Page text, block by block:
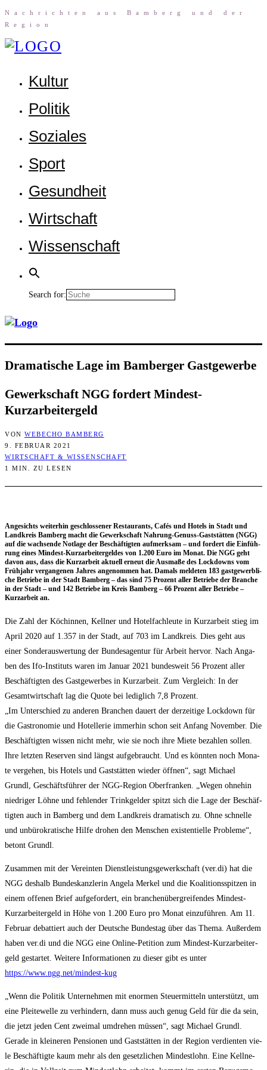
Nach­rich­ten aus Bam­berg und der
Region
Kul­tur
Poli­tik
Sozia­les
Sport
Gesund­heit
Wirt­schaft
Wis­sen­schaft
Search for:
Dra­ma­ti­sche Lage im Bam­ber­ger Gastgewerbe
Gewerk­schaft NGG for­dert Mindest-
Kurzarbeitergeld
VON WEBECHO BAMBERG
9. FEBRUAR 2021
WIRTSCHAFT & WISSENSCHAFT
1 MIN. ZU LESEN
Ange­sichts wei­ter­hin geschlos­se­ner Restau­rants, Cafés und Hotels in Stadt und
Land­kreis Bam­berg macht die Gewerk­schaft Nah­rung-Genuss-Gast­stät­ten (NGG)
auf die wach­sen­de Not­la­ge der Beschäf­tig­ten auf­merk­sam – und for­dert die Ein­füh­
rung eines Min­dest-Kurz­ar­bei­ter­gel­des von 1.200 Euro im Monat. Die NGG geht
davon aus, dass die Kurz­ar­beit aktu­ell erneut die Aus­ma­ße des Lock­downs vom
Früh­jahr ver­gan­ge­nen Jah­res ange­nom­men hat. Damals mel­de­ten 183 gast­ge­werb­li­
che Betrie­be in der Stadt Bam­berg – das sind 75 Pro­zent aller Betrie­be der Bran­che
in der Stadt – und 142 Betrie­be im Kreis Bam­berg – 66 Pro­zent aller Betrie­be –
Kurz­ar­beit an.
Die Zahl der Köchin­nen, Kell­ner und Hotel­fach­leu­te in Kurz­ar­beit stieg im
April 2020 auf 1.357 in der Stadt, auf 703 im Land­kreis. Dies geht aus
einer Son­der­aus­wer­tung der Bun­des­agen­tur für Arbeit her­vor. Nach Anga­
ben des Ifo-Insti­tuts waren im Janu­ar 2021 bun­des­weit 56 Pro­zent aller
Beschäf­tig­ten des Gast­ge­wer­bes in Kurz­ar­beit. Zum Ver­gleich: In der
Gesamt­wirt­schaft lag die Quo­te bei ledig­lich 7,8 Pro­zent.
„Im Unter­schied zu ande­ren Bran­chen dau­ert der der­zei­ti­ge Lock­down für
die Gas­tro­no­mie und Hotel­le­rie immer­hin schon seit Anfang Novem­ber. Die
Beschäf­tig­ten wis­sen nicht mehr, wie sie noch ihre Mie­te bezah­len sol­len.
Ihre letz­ten Reser­ven sind längst auf­ge­braucht. Und es könn­ten noch Mona­
te ver­ge­hen, bis Hotels und Gast­stät­ten wie­der öff­nen“, sagt Micha­el
Grundl, Geschäfts­füh­rer der NGG-Regi­on Ober­fran­ken. „Wegen ohne­hin
nied­ri­ger Löh­ne und feh­len­der Trink­gel­der spitzt sich die Lage der Beschäf­
tig­ten auch in Bam­berg und dem Land­kreis dra­ma­tisch zu. Ohne schnel­le
und unbü­ro­kra­ti­sche Hil­fe dro­hen den Men­schen exis­ten­ti­el­le Pro­ble­me“,
betont Grundl.
Zusam­men mit der Ver­ein­ten Dienst­leis­tungs­ge­werk­schaft (ver.di) hat die
NGG des­halb Bun­des­kanz­le­rin Ange­la Mer­kel und die Koali­ti­ons­spit­zen in
einem offe­nen Brief auf­ge­for­dert, ein bran­chen­über­grei­fen­des Min­dest-
Kurz­ar­bei­ter­geld in Höhe von 1.200 Euro pro Monat ein­zu­füh­ren. Am 11.
Febru­ar debat­tiert auch der Deut­sche Bun­des­tag über das The­ma. Außer­dem
haben ver.di und die NGG eine Online-Peti­ti­on zum Min­dest-Kurz­ar­bei­ter­
geld gestar­tet. Wei­te­re Infor­ma­tio­nen zu die­ser gibt es unter
https://www.ngg.net/mindest-kug
„Wenn die Poli­tik Unter­neh­men mit enor­men Steu­er­mit­teln unter­stützt, um
eine Plei­te­wel­le zu ver­hin­dern, dann muss auch genug Geld für die da sein,
die jetzt jeden Cent zwei­mal umdre­hen müs­sen“, sagt Micha­el Grundl.
Gera­de in klei­ne­ren Pen­sio­nen und Gast­stät­ten in der Regi­on ver­dien­ten vie­
le Beschäf­tig­te kaum mehr als den gesetz­li­chen Min­dest­lohn. Eine Kell­ne­